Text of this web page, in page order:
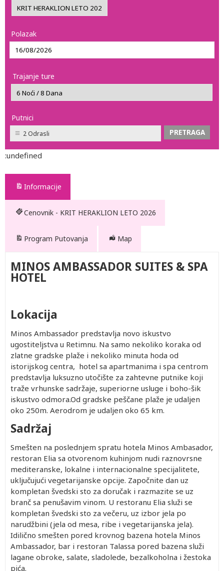
Polazak
Trajanje ture
Putnici
2 Odrasli
:undefined
Informacije
Cenovnik - KRIT HERAKLION LETO 2026
Program Putovanja Map
MINOS AMBASSADOR SUITES & SPA
HOTEL
Lokacija
Minos Ambassador predstavlja novo iskustvo
ugostiteljstva u Retimnu. Na samo nekoliko koraka od
zlatne gradske plaže i nekoliko minuta hoda od
istorijskog centra, hotel sa apartmanima i spa centrom
predstavlja luksuzno utočište za zahtevne putnike koji
traže vrhunske sadržaje, superiorne usluge i boho-šik
iskustvo odmora.Od gradske peščane plaže je udaljen
oko 250m. Aerodrom je udaljen oko 65 km.
Sadržaj
Smešten na poslednjem spratu hotela Minos Ambasador,
restoran Elia sa otvorenom kuhinjom nudi raznovrsne
mediteranske, lokalne i internacionalne specijalitete,
uključujući vegetarijanske opcije. Započnite dan uz
kompletan švedski sto za doručak i razmazite se uz
branč sa penušavim vinom. U restoranu Elia služi se
kompletan švedski sto za večeru, uz izbor jela po
narudžbini (jela od mesa, ribe i vegetarijanska jela).
Idilično smešten pored krovnog bazena hotela Minos
Ambassador, bar i restoran Talassa pored bazena služi
lagane obroke, salate, sladolede, bezalkoholna i žestoka
pića.